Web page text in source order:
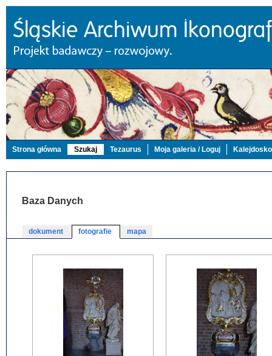
Strona główna Szukaj Tezaurus Moja galeria / Loguj
Baza Danych
dokument fotografie mapa